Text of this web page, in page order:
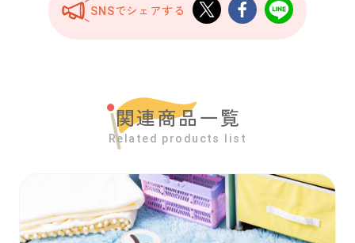
SNSでシェアする
関連商品一覧
Related products list